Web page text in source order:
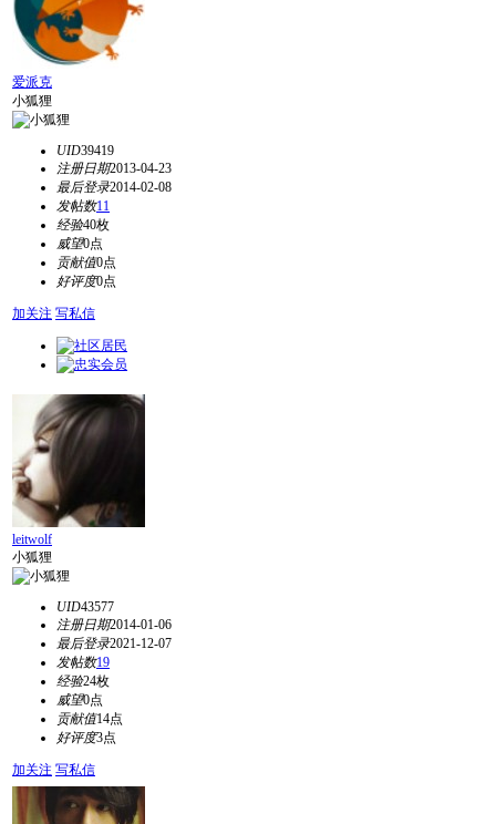
爱派克
小狐狸
UID39419
注册日期2013-04-23
最后登录2014-02-08
发帖数11
经验40枚
威望0点
贡献值0点
好评度0点
加关注 写私信
leitwolf
小狐狸
UID43577
注册日期2014-01-06
最后登录2021-12-07
发帖数19
经验24枚
威望0点
贡献值14点
好评度3点
加关注 写私信